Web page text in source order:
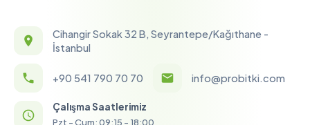
Cihangir Sokak 32 B, Seyrantepe/Kağıthane -
İstanbul
+90 541 790 70 70 info@probitki.com
Çalışma Saatlerimiz
Pzt - Cum: 09:15 - 18:00